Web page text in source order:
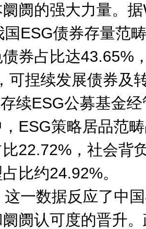
阓的强大力量。
国ESG债券存量范
券占比达43.65%
可捏续发展债券及
续ESG公募基金
ESG策略居品范
22.72%，社会背
比约24.92%。
这一数据反应了中
阓认可度的晋升